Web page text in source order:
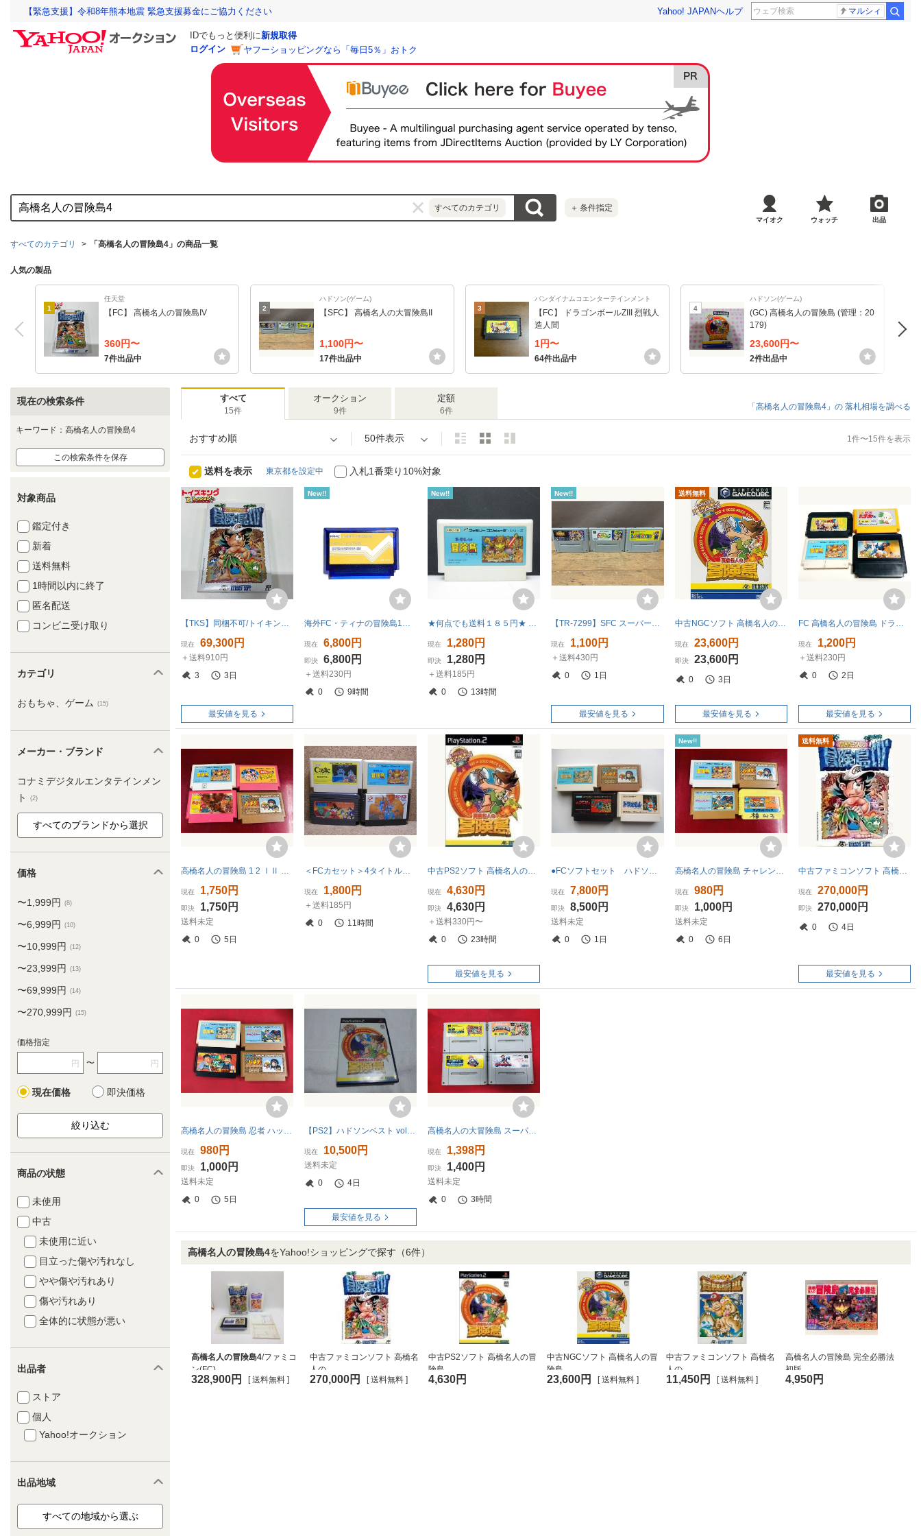
【緊急支援】令和8年熊本地震 緊急支援募金にご協力ください Yahoo! JAPANヘルプ マルシィ
IDでもっと便利に新規取得
ログイン
ヤフーショッピングなら「毎日5％」おトク
すべてのカテゴリ ＋ 条件指定
マイオク ウォッチ 出品
すべてのカテゴリ 「高橋名人の冒険島4」の商品一覧
人気の製品
1
任天堂
【FC】 高橋名人の冒険島IV
360円〜
7件出品中
2
ハドソン(ゲーム)
【SFC】 高橋名人の大冒険島II
1,100円〜
17件出品中
3
バンダイナムコエンターテインメント
【FC】 ドラゴンボールZIII 烈戦人
造人間
1円〜
64件出品中
4
ハドソン(ゲーム)
(GC) 高橋名人の冒険島 (管理：20
179)
23,600円〜
2件出品中
現在の検索条件
キーワード：高橋名人の冒険島4
この検索条件を保存
対象商品
鑑定付き
新着
送料無料
1時間以内に終了
匿名配送
コンビニ受け取り
カテゴリ
おもちゃ、ゲーム (15)
メーカー・ブランド
コナミデジタルエンタテインメン
ト
(2)
価格
〜1,999円 (8)
〜6,999円 (10)
〜10,999円 (12)
〜23,999円 (13)
〜69,999円 (14)
〜270,999円 (15)
価格指定
円 〜 円
現在価格 即決価格
商品の状態
未使用
中古
未使用に近い
目立った傷や汚れなし
やや傷や汚れあり
傷や汚れあり
全体的に状態が悪い
出品者
ストア
個人
Yahoo!オークション
出品地域
すべて
15件
オークション
9件
定額
6件 「高橋名人の冒険島4」の 落札相場を調べる
おすすめ順 50件表示 1件〜15件を表示
送料を表示 東京都を設定中 入札1番乗り10%対象
【TKS】同梱不可/トイキン祭 FC/ファミリーコンピュータ/ファミコン 高橋名人の冒険島4 カセット
現在 69,300円
＋送料910円
3
3日
最安値を見る
New!!
海外FC・ティナの冒険島1〜4（日本語）高橋名人の冒険島1〜4［海外製品］エバードライブN8
現在 6,800円
即決 6,800円
＋送料230円
0
9時間
New!!
★何点でも送料１８５円★ ④ 高橋名人の冒険島【後期 ザラザラ FFマーク】ファミコン タ1レ即発送 FC ソフト 動作確認済み
現在 1,280円
即決 1,280円
＋送料185円
0
13時間
New!!
【TR-7299】SFC スーパーファミコン ソフトのみ セット 高橋名人の大冒険島2 セーラームーン 他 3点 セット 現状品 同梱可【千円市場】
現在 1,100円
＋送料430円
0
1日
最安値を見る
送料無料
中古NGCソフト 高橋名人の冒険島 ハドソンセレクション Vol.4
現在 23,600円
即決 23,600円
0 3日
最安値を見る
FC 高橋名人の冒険島 ドラゴンボールZⅢ 烈戦人造人間 目指せパチプロ パチ夫くん 新燃えろ!!プロ野球 ファミコンソフト 任天堂 4本 セット
現在 1,200円
＋送料230円
0
2日
最安値を見る
高橋名人の冒険島 1 2 ⅠⅡ 高橋のバグってハニー 忍者 ハットリくん 同梱可能★即売★多数出品中★ 4本 セット
現在 1,750円
即決 1,750円
送料未定
0
5日
＜FCカセット＞4タイトルセット○ ドラゴンボール・高橋名人の冒険島・グーニーズ２・キャッスルエクセレント／起動確認／ファミコン
現在 1,800円
＋送料185円
0
11時間
中古PS2ソフト 高橋名人の冒険島 ハドソンセレクション Vol.4
現在 4,630円
即決 4,630円
＋送料330円〜
0
23時間
最安値を見る
●FCソフトセット ハドソン後期ロット4本(高橋名人の冒険島、忍者ハットリくん、ボンバーマン、ドラえもん) 初期起動確認済
現在 7,800円
即決 8,500円
送料未定
0
1日
New!!
高橋名人の冒険島 チャレンジャー 忍者 ハットリくん オバケのQ太郎 ワンワンパニック ★同梱可能★即売★多数出品中★ 4本 セット
現在 980円
即決 1,000円
送料未定
0
6日
送料無料
中古ファミコンソフト 高橋名人の冒険島4
現在 270,000円
即決 270,000円
0 4日
最安値を見る
高橋名人の冒険島 忍者 ハットリくん 六三四の剣 チャレンジャー 4本 セット 同梱可能★即売★多数出品中
現在 980円
即決 1,000円
送料未定
0
5日
【PS2】ハドソンベスト vol.4 高橋名人の冒険島
現在 10,500円
送料未定
0
4日
最安値を見る
高橋名人の大冒険島 スーパーマリオワールド スーパーマリオカート キッドクラウンのクレイジーチェイス 同梱可！！即決！！ 4本 セット
現在 1,398円
即決 1,400円
送料未定
0
3時間
高橋名人の冒険島4をYahoo!ショッピングで探す （6件）
高橋名人の冒険島4/ファミコ
ン(FC)...
328,900円 [ 送料無料 ]
中古ファミコンソフト 高橋名
人の...
270,000円 [ 送料無料 ]
中古PS2ソフト 高橋名人の冒
険島 ...
4,630円
中古NGCソフト 高橋名人の冒
険島 ...
23,600円 [ 送料無料 ]
中古ファミコンソフト 高橋名
人の...
11,450円 [ 送料無料 ]
高橋名人の冒険島 完全必勝法
初版...
4,950円